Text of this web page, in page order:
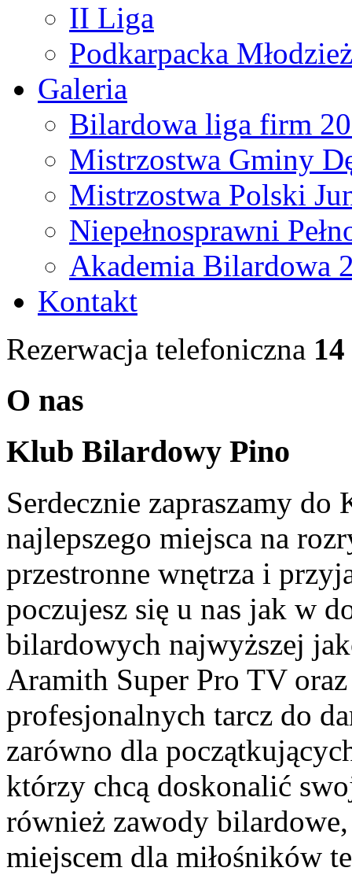
II Liga
Podkarpacka
Galeria
Bilardowa liga firm
Mistrzostwa Gminy
Mistrzostwa Polski
Niepełnosprawni
Akademia Bilardowa
Kontakt
Rezerwacja telefoniczna
O nas
Klub Bilardowy Pino
Serdecznie zapraszamy
najlepszego miejsca na
przestronne wnętrza i
poczujesz się u nas jak w
bilardowych najwyższej
Aramith Super Pro TV
profesjonalnych tarcz do
zarówno dla
którzy chcą doskonalić
również zawody
miejscem dla miłośników